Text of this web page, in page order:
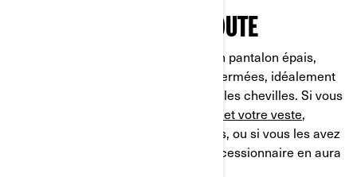
S’ÉQUIPER POUR LA ROUTE
Partez pour votre essai en portant un pantalon épais,
comme un jean, et des chaussures fermées, idéalement
des chaussures hautes qui couvrent les chevilles. Si vous
casque, vos gants et votre veste,
apportez-les, et si vous n’en avez pas, ou si vous les avez
oublié, ne vous inquiétez pas, le concessionnaire en aura